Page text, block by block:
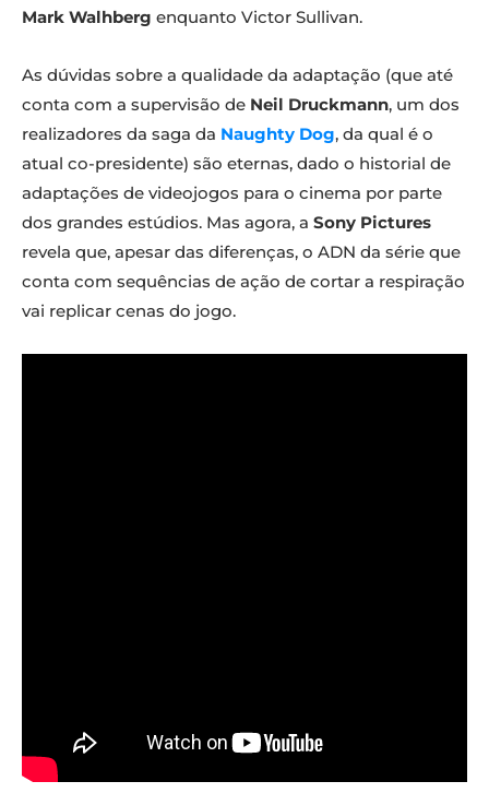
Mark Walhberg enquanto Victor Sullivan.
As dúvidas sobre a qualidade da adaptação (que até
conta com a supervisão de Neil Druckmann, um dos
realizadores da saga da Naughty Dog, da qual é o
atual co-presidente) são eternas, dado o historial de
adaptações de videojogos para o cinema por parte
dos grandes estúdios. Mas agora, a Sony Pictures
revela que, apesar das diferenças, o ADN da série que
conta com sequências de ação de cortar a respiração
vai replicar cenas do jogo.